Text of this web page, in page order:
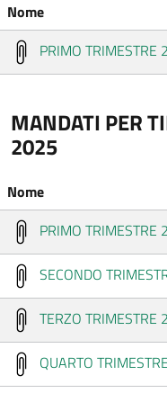
Nome
PRIMO TRIMESTRE
MANDATI PER
2025
Nome
PRIMO TRIMESTRE
SECONDO
TERZO TRIMESTRE
QUARTO